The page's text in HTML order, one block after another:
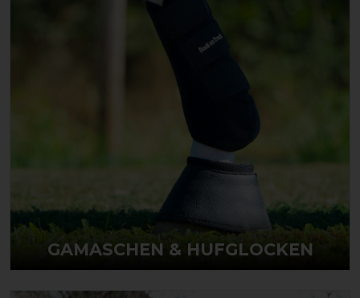
GAMASCHEN & HUFGLOCKEN